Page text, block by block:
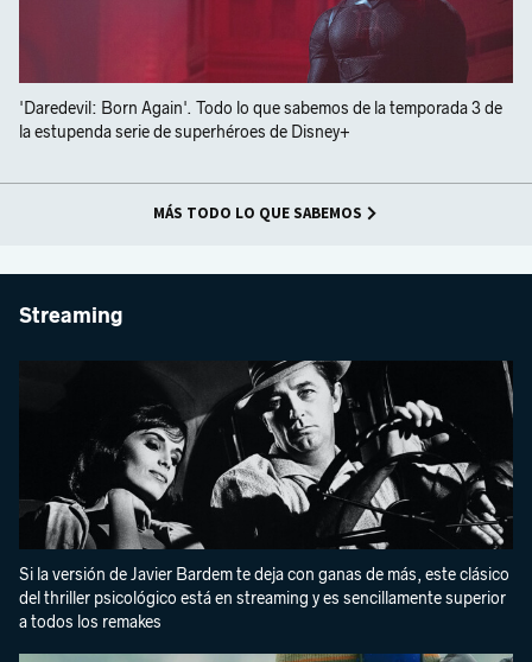
'Daredevil: Born Again'. Todo lo que sabemos de la temporada 3 de
la estupenda serie de superhéroes de Disney+
MÁS TODO LO QUE SABEMOS
Streaming
Si la versión de Javier Bardem te deja con ganas de más, este clásico
del thriller psicológico está en streaming y es sencillamente superior
a todos los remakes